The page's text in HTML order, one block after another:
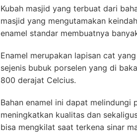
Kubah masjid yang terbuat dari
masjid yang mengutamakan
enamel standar membuatnya
Enamel merupakan lapisan cat
sejenis bubuk porselen yang di
800 derajat Celcius.
Bahan enamel ini dapat melindungi
meningkatkan kualitas dan
bisa mengkilat saat terkena sinar